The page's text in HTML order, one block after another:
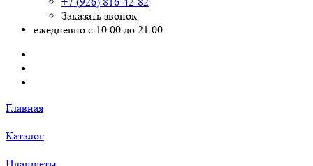
Заказать звонок
ежедневно с 10:00 до 21:00
Главная
Каталог